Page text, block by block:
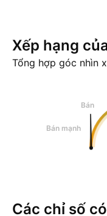
Xếp hạng
Tổng hợp góc nhìn
Bán
Bán mạnh
Các chỉ số